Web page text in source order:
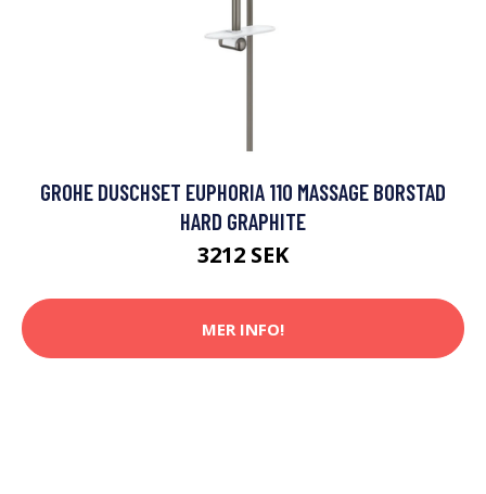
GROHE DUSCHSET EUPHORIA 110 MASSAGE BORSTAD
HARD GRAPHITE
3212 SEK
MER INFO!